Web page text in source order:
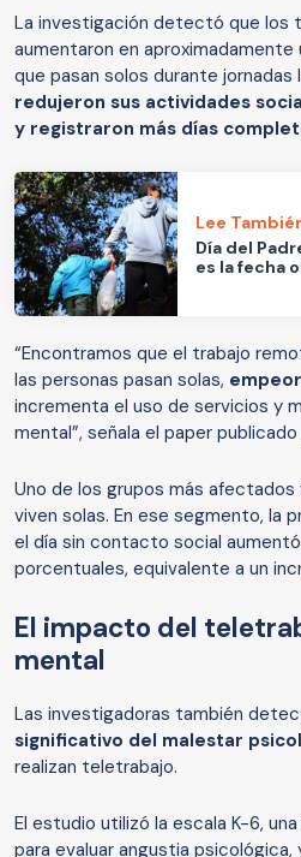
La investigación detectó que los
aumentaron en aproximadamente
que pasan solos durante jornadas
redujeron sus actividades
y registraron más días
Lee
Día del
es la fecha
“Encontramos que el trabajo
las personas pasan solas,
incrementa el uso de servicios y
mental”, señala el paper
Uno de los grupos más afectados
viven solas. En ese segmento, la
el día sin contacto social
porcentuales, equivalente a un
El impacto del
mental
Las investigadoras también
significativo del malestar
realizan teletrabajo.
El estudio utilizó la escala K-6,
para evaluar angustia psicológica,